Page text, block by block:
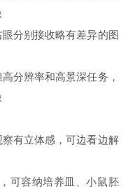
分别接收略有差异的图
分辨率和高景深任务，
有立体感，可边看边解
容纳培养皿、小鼠胚